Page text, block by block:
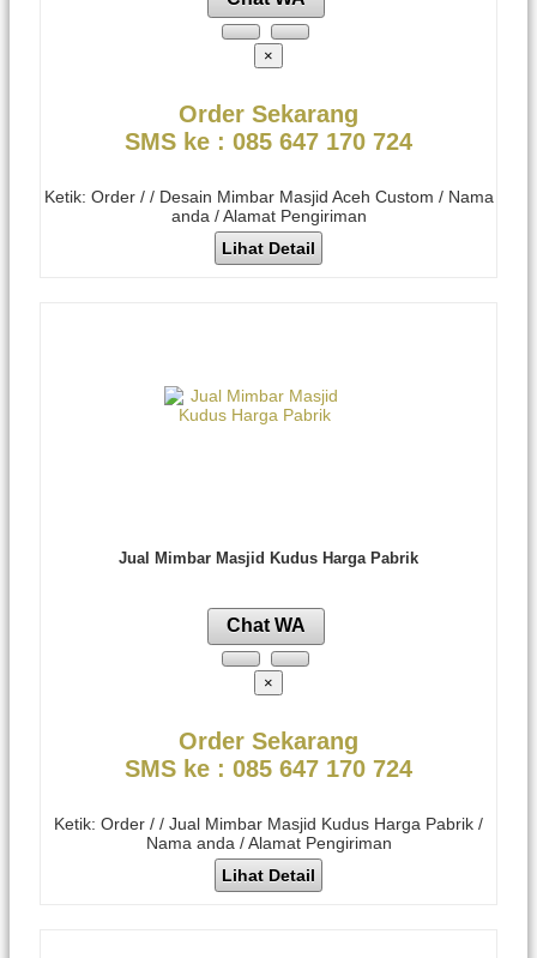
×
Order Sekarang
SMS ke : 085 647 170 724
Ketik: Order / / Desain Mimbar Masjid Aceh Custom / Nama
anda / Alamat Pengiriman
Lihat Detail
Jual Mimbar Masjid Kudus Harga Pabrik
Chat WA
×
Order Sekarang
SMS ke : 085 647 170 724
Ketik: Order / / Jual Mimbar Masjid Kudus Harga Pabrik /
Nama anda / Alamat Pengiriman
Lihat Detail